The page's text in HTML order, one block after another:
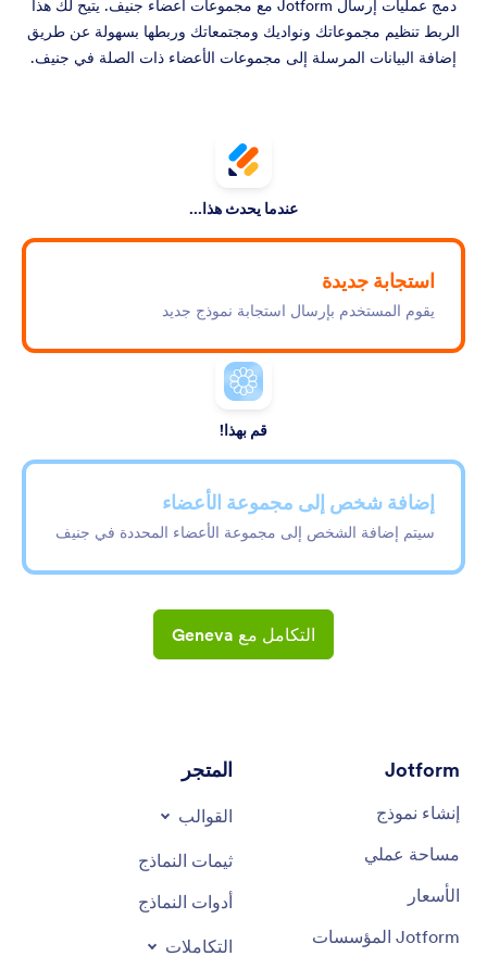
دمج عمليات إرسال Jotform مع مجموعات أعضاء جنيف. يتيح لك هذا
الربط تنظيم مجموعاتك ونواديك ومجتمعاتك وربطها بسهولة عن طريق
إضافة البيانات المرسلة إلى مجموعات الأعضاء ذات الصلة في جنيف.
عندما يحدث هذا...
استجابة جديدة
يقوم المستخدم بإرسال استجابة نموذج جديد
قم بهذا!
إضافة شخص إلى مجموعة الأعضاء
سيتم إضافة الشخص إلى مجموعة الأعضاء المحددة في جنيف
التكامل مع Geneva
Jotform
إنشاء نموذج
مساحة عملي
الأسعار
Jotform المؤسسات
المتجر
القوالب
ثيمات النماذج
أدوات النماذج
التكاملات